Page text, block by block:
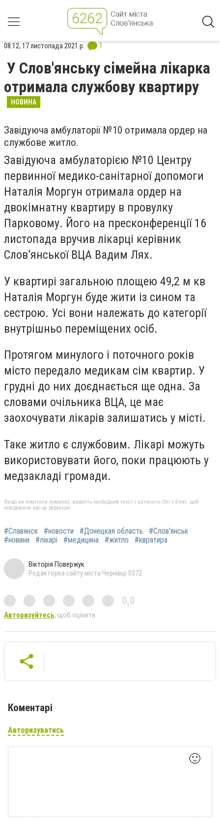
08:12, 17 листопада 2021 р. 1
У Слов'янську сімейна лікарка
отримала службову квартиру
НОВИНА
Завідуюча амбулаторії №10 отримала ордер на
службове житло.
Завідуюча амбулаторією №10 Центру
первинної медико-санітарної допомоги
Наталія Моргун отримала ордер на
двокімнатну квартиру в провулку
Парковому. Його на пресконференції 16
листопада вручив лікарці керівник
Слов’янської ВЦА Вадим Лях.
У квартирі загальною площею 49,2 м кв
Наталія Моргун буде жити із сином та
сестрою. Усі вони належать до категорії
внутрішньо переміщених осіб.
Протягом минулого і поточного років
місто передало медикам сім квартир. У
грудні до них доєднається ще одна. За
словами очільника ВЦА, це має
заохочувати лікарів залишатись у місті.
Таке житло є службовим. Лікарі можуть
використовувати його, поки працюють у
медзакладі громади.
Якщо ви помітили помилку, виділіть необхідний текст і натисніть Ctrl + Enter, щоб
повідомити про це редакцію
#Славянск #новости #Донецкая область
#Слов'янськ
#новини
#лікарі #медицина #житло #квратира
Вікторія Повержук
Редакторка сайту міста Чернівці 0372
0,0
Авторизуйтесь, щоб оцінити
Коментарі
Авторизуватись
🙂